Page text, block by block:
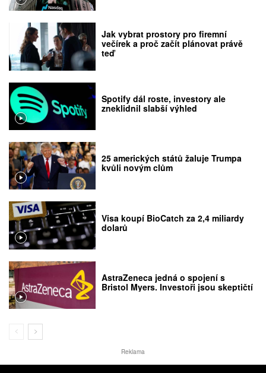
Jak vybrat prostory pro firemní
večírek a proč začít plánovat právě
teď
Spotify dál roste, investory ale
zneklidnil slabší výhled
25 amerických států žaluje Trumpa
kvůli novým clům
Visa koupí BioCatch za 2,4 miliardy
dolarů
AstraZeneca jedná o spojení s
Bristol Myers. Investoři jsou skeptičtí
Reklama